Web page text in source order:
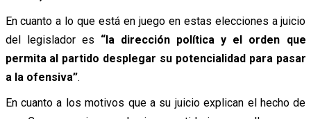
En cuanto a lo que está en juego en estas elecciones a juicio
del legislador es “la dirección política y el orden que
permita al partido desplegar su potencialidad para pasar
a la ofensiva”.
En cuanto a los motivos que a su juicio explican el hecho de